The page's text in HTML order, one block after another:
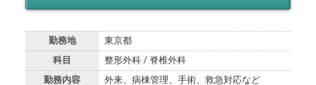
勤務地 東京都
科目 整形外科 / 脊椎外科
勤務内容
外来、病棟管理、手術、救急対応など